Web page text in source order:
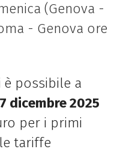
(Genova -
- Genova ore
è possibile a
dicembre 2025
per i primi
tariffe